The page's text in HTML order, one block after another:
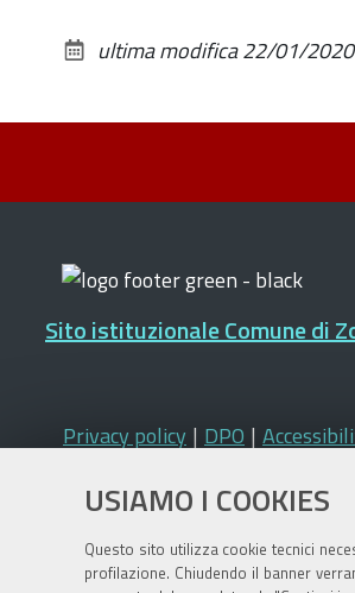
USIAMO I COOKIES
Questo sito utilizza cookie tecnici
profilazione. Chiudendo il banner
ultima modifica22/01/2020
Sito istituzionale Comune di
Privacy policy | DPO |